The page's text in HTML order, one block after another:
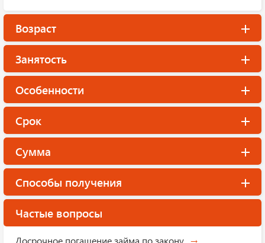
Возраст
Занятость
Особенности
Срок
Сумма
Способы получения
Частые вопросы
Досрочное погашение займа по закону